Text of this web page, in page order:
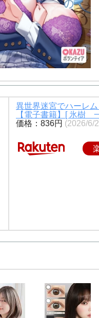
異世界迷宮でハーレ
【電子書籍】[ 氷樹
価格：836円 (2026/6/